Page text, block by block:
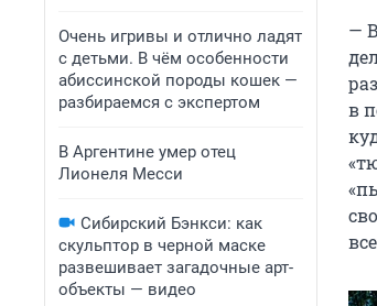
Очень игривы и отлично ладят
с детьми. В чём особенности
абиссинской породы кошек —
разбираемся с экспертом
В Аргентине умер отец
Лионеля Месси
Сибирский Бэнкси: как
скульптор в черной маске
развешивает загадочные арт-
объекты — видео
—
в